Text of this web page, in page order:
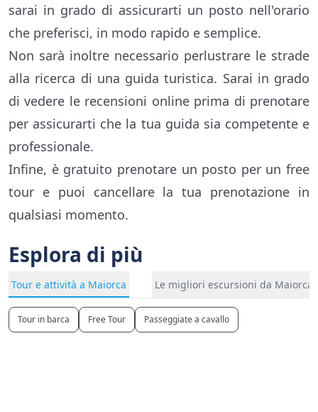
sarai in grado di assicurarti un posto nell'orario
che preferisci, in modo rapido e semplice.
Non sarà inoltre necessario perlustrare le strade
alla ricerca di una guida turistica. Sarai in grado
di vedere le recensioni online prima di prenotare
per assicurarti che la tua guida sia competente e
professionale.
Infine, è gratuito prenotare un posto per un free
tour e puoi cancellare la tua prenotazione in
qualsiasi momento.
Esplora di più
Tour e attività a Maiorca Le migliori escursioni da Maiorca
Tour in barca Free Tour Passeggiate a cavallo